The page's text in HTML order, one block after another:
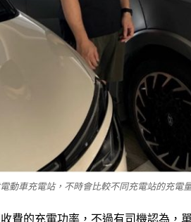
動車充電站，不時會比較不同充電站的充電
費的充電功率，不過有司機認為，